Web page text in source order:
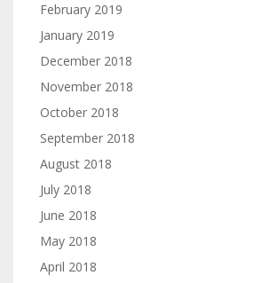
February 2019
January 2019
December 2018
November 2018
October 2018
September 2018
August 2018
July 2018
June 2018
May 2018
April 2018